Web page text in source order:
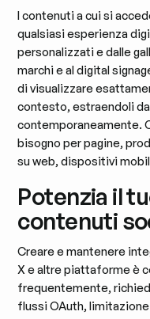
I contenuti a cui si
qualsiasi esperienza
personalizzati e dalle
marchi e al digital
di visualizzare
contesto, estraendoli
contemporaneamente.
bisogno per pagine,
su web, dispositivi
Potenzia il
contenuti
Creare e mantenere
X e altre piattaforme è
frequentemente,
flussi OAuth,